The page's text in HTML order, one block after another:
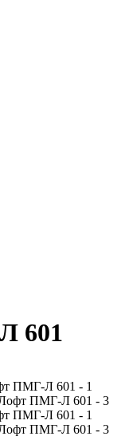
601